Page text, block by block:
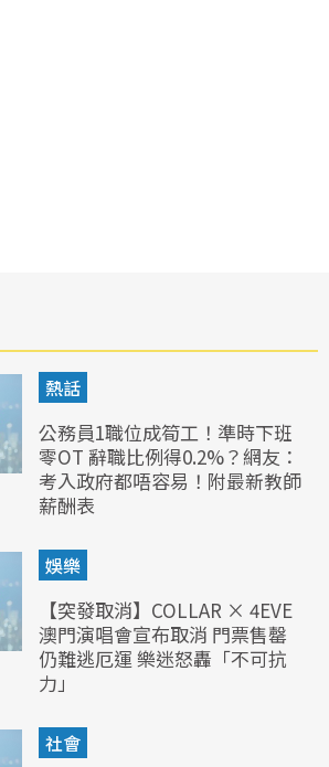
熱話
公務員1職位成筍工！準時下班
零OT 辭職比例得0.2%？網友：
考入政府都唔容易！附最新教師
薪酬表
娛樂
【突發取消】COLLAR × 4EVE
澳門演唱會宣布取消 門票售罄
仍難逃厄運 樂迷怒轟「不可抗
力」
社會